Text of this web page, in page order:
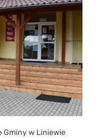
Gminy w Liniewie